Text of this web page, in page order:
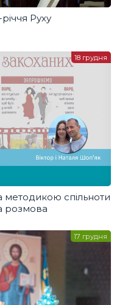
Руху
методикою спільноти
розмова
18 грудня
17 грудня